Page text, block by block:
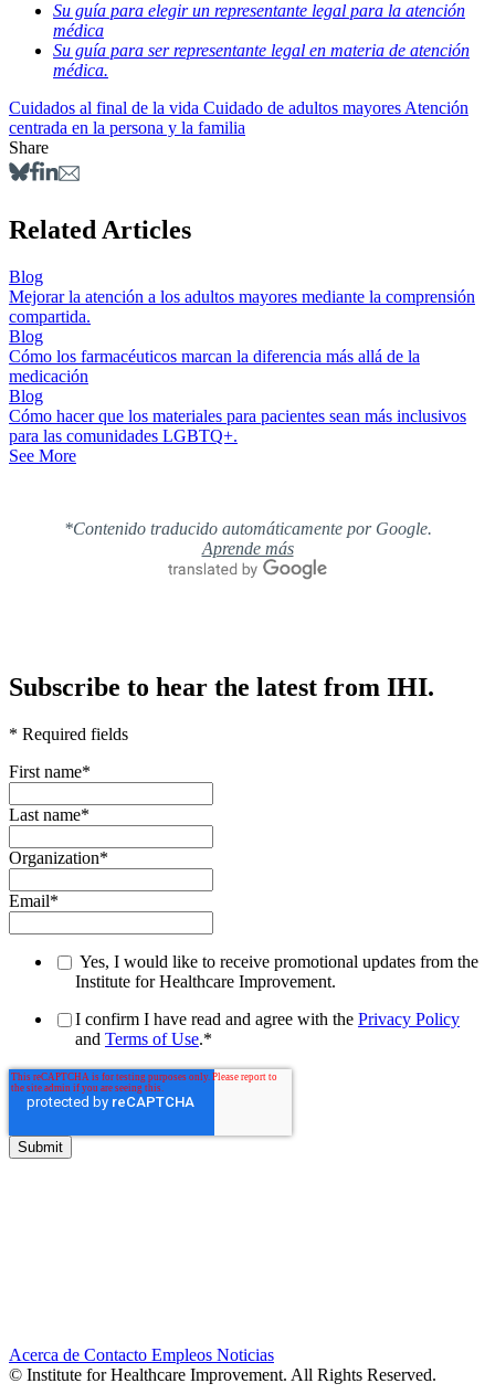
Su guía para elegir un representante legal para la atención
médica
Su guía para ser representante legal en materia de atención
médica.
Cuidados al final de la vida Cuidado de adultos mayores Atención
centrada en la persona y la familia
Share
Related Articles
Blog
Mejorar la atención a los adultos mayores mediante la comprensión
compartida.
Blog
Cómo los farmacéuticos marcan la diferencia más allá de la
medicación
Blog
Cómo hacer que los materiales para pacientes sean más inclusivos
para las comunidades LGBTQ+.
See More
*Contenido traducido automáticamente por Google.
Aprende más
Subscribe to hear the latest from IHI.
* Required fields
First name*
Last name*
Organization*
Email*
Yes, I would like to receive promotional updates from the
Institute for Healthcare Improvement.
I confirm I have read and agree with the Privacy Policy
and Terms of Use.*
Acerca de Contacto Empleos Noticias
© Institute for Healthcare Improvement. All Rights Reserved.